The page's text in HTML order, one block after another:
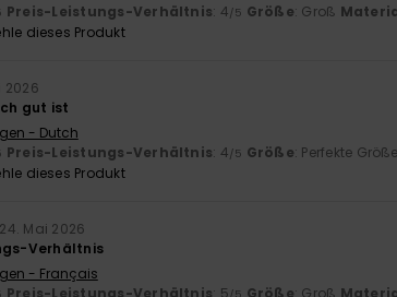
Preis-Leistungs-Verhältnis: 4/5 Größe: Groß
dieses Produkt
2026
gut ist
- Dutch
Preis-Leistungs-Verhältnis: 4/5 Größe: Perfekte Größe
dieses Produkt
24. Mai 2026
Verhältnis
- Français